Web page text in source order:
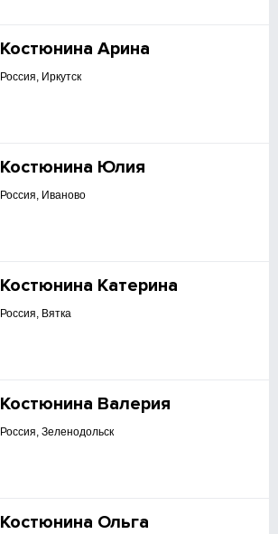
Костюнина Арина
Россия, Иркутск
Костюнина Юлия
Россия, Иваново
Костюнина Катерина
Россия, Вятка
Костюнина Валерия
Россия, Зеленодольск
Костюнина Ольга